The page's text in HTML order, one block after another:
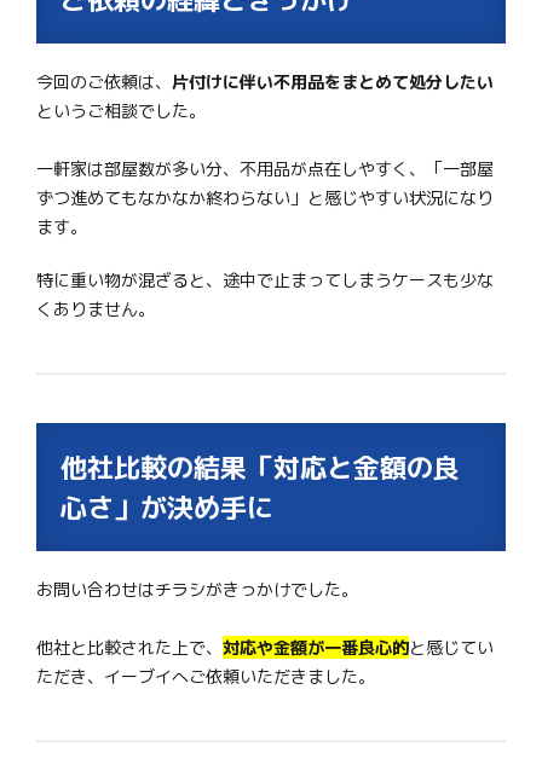
今回のご依頼は、 片付けに伴い不用品をまとめて処分したい
というご相談でした。
一軒家は部屋数が多い分、不用品が点在しやすく、「一部屋
ずつ進めてもなかなか終わらない」と感じやすい状況になり
ます。
特に重い物が混ざると、途中で止まってしまうケースも少な
くありません。
他社比較の結果「対応と金額の良
心さ」が決め手に
お問い合わせはチラシがきっかけでした。
他社と比較された上で、 対応や金額が一番良心的と感じてい
ただき、イーブイへご依頼いただきました。